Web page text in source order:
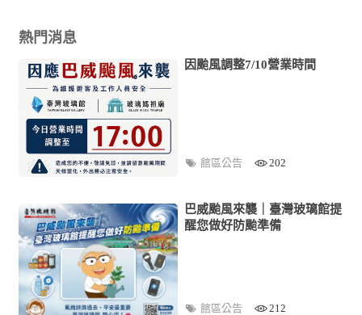
熱門消息
因颱風調整7/10營業時間
館區公告 202
巴威颱風來襲｜臺灣玻璃館提
醒您做好防颱準備
館區公告 212